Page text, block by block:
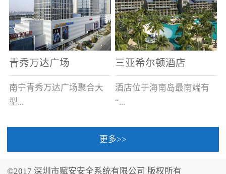
青秀万达广场
南宁青秀万达广场聚合大
型...
三亚希尔顿酒店
酒店位于海南岛最南端有
“...
中国的海岛天堂”之美称的
更多>>
©2017 深圳市赋安安全系统有限公司 版权所有